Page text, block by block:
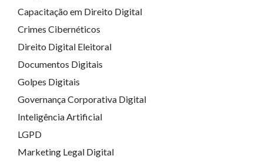
Capacitação em Direito Digital
Crimes Cibernéticos
Direito Digital Eleitoral
Documentos Digitais
Golpes Digitais
Governança Corporativa Digital
Inteligência Artificial
LGPD
Marketing Legal Digital